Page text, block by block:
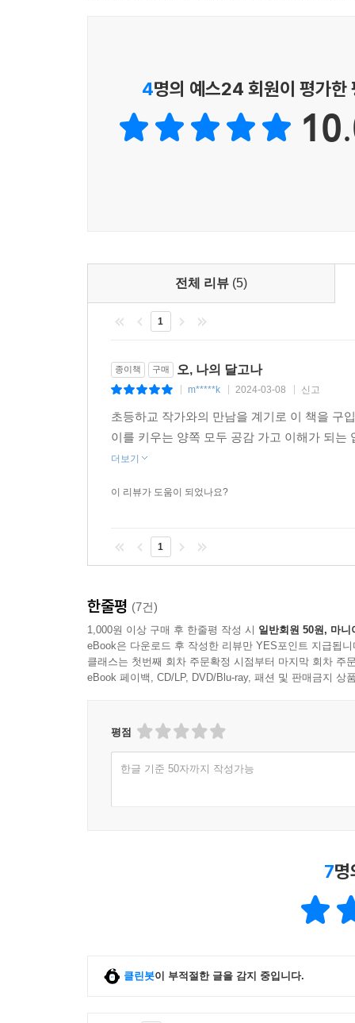
4명의 예스24 회원이 평가한
전체 리뷰 (5)
1
종이책 구매 오, 나의 달고나
m*****k 2024-03-08 신고
초등하교 작가와의 만남을 계기로 이 책을 구
이를 키우는 양쪽 모두 공감 가고 이해가 되
더보기
이 리뷰가 도움이 되었나요?
1
한줄평 (7건)
1,000원 이상 구매 후 한줄평 작성 시 일반회원 50원, 마니
eBook은 다운로드 후 작성한 리뷰만 YES포인트 지급됩니
클래스는 첫번째 회차 주문확정 시점부터 마지막 회차 주
eBook 페이백, CD/LP, DVD/Blu-ray, 패션 및 판매금지 상
평점
한글 기준 50자까지 작성가능
7
클린봇이 부적절한 글을 감지 중입니다.